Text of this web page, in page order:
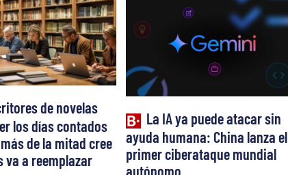
de novelas
los días contados
de la mitad cree
va a reemplazar
La IA ya puede atacar sin
ayuda humana: China lanza el
primer ciberataque mundial
autónomo